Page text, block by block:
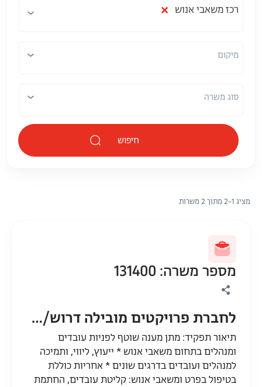
× רכז משאבי אנוש
מיקום
סוג משרה
חיפוש
מציג 1–2 מתוך 2 משרות
מספר משרה: 131400
לחברת פרויקטים מובילה דרוש/ה רכזת גיוס ומשאבי אנוש- החלפה לחל"ד
תיאור תפקיד: מתן מענה שוטף לפניות עובדים
ומנהלים בתחום משאבי אנוש * ייעוץ, ליווי, ותמיכה
למנהלים ועובדים בדרגים שונים * אחריות כוללת
בטיפול בפרט ומשאבי אנוש: קליטת עובדים, החתמת